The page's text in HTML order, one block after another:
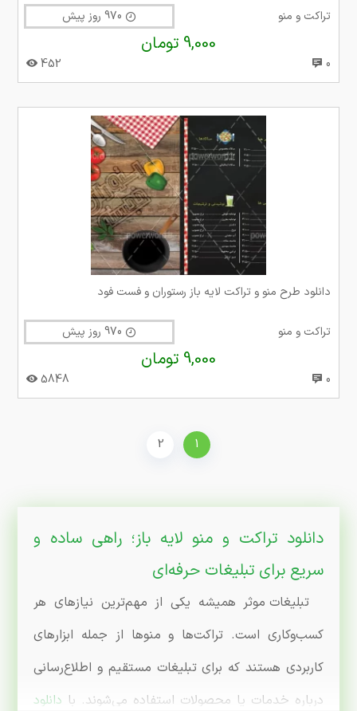
تراکت و منو
9,000 تومان
0
452
دانلود طرح منو و تراکت لایه باز رستوران و فست فود
تراکت و منو
9,000 تومان
0
5848
1
2
دانلود تراکت و منو لایه باز؛ راهی ساده و
سریع برای تبلیغات حرفه‌ای
تبلیغات موثر همیشه یکی از مهم‌ترین نیازهای هر
کسب‌وکاری است. تراکت‌ها و منوها از جمله ابزارهای
کاربردی هستند که برای تبلیغات مستقیم و اطلاع‌رسانی
درباره خدمات یا محصولات استفاده می‌شوند. با دانلود